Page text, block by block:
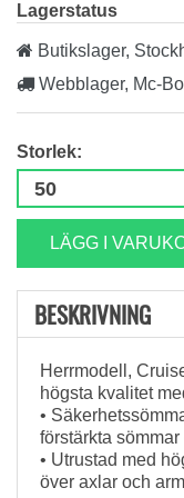
Lagerstatus
Butikslager,
Webblager, Mc-
Storlek:
LÄGG I
BESKRIVNING
Herrmodell,
högsta kvalitet
•
förstärkta
• Utrustad med
över axlar och